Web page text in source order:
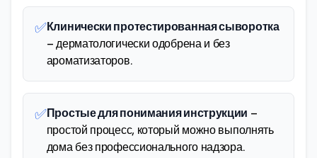
✅Клинически протестированная сыворотка
– дерматологически одобрена и без
ароматизаторов.
✅Простые для понимания инструкции –
простой процесс, который можно выполнять
дома без профессионального надзора.